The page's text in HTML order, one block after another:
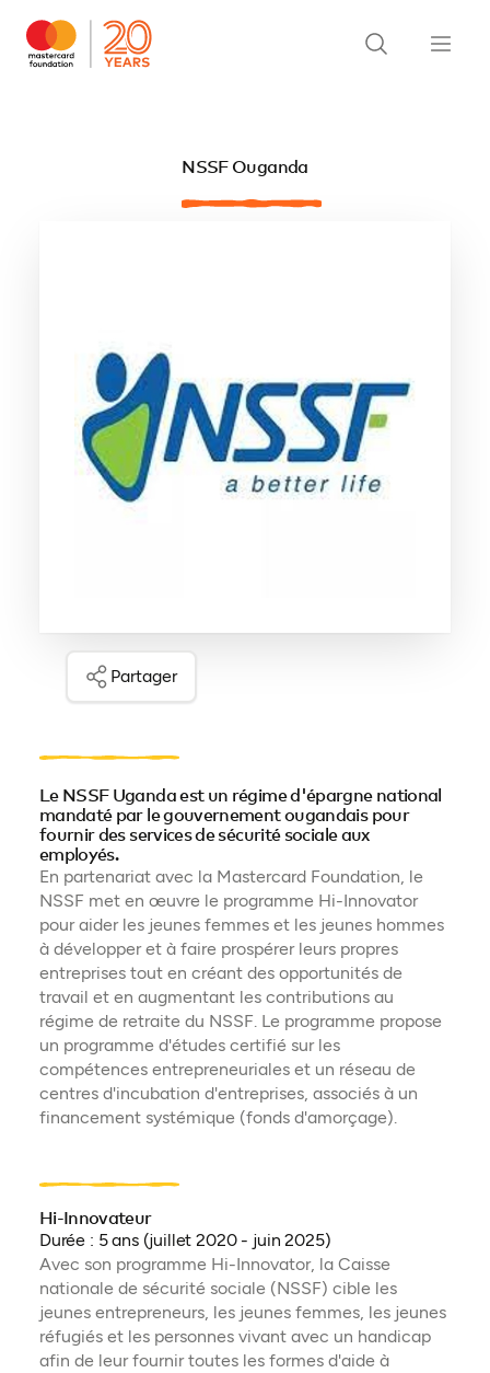
NSSF Ouganda
Partager
Le NSSF Uganda est un régime d'épargne national
mandaté par le gouvernement ougandais pour
fournir des services de sécurité sociale aux
employés.
En partenariat avec la Mastercard Foundation, le
NSSF met en œuvre le programme Hi-Innovator
pour aider les jeunes femmes et les jeunes hommes
à développer et à faire prospérer leurs propres
entreprises tout en créant des opportunités de
travail et en augmentant les contributions au
régime de retraite du NSSF. Le programme propose
un programme d'études certifié sur les
compétences entrepreneuriales et un réseau de
centres d'incubation d'entreprises, associés à un
financement systémique (fonds d'amorçage).
Hi-Innovateur
Durée : 5 ans (juillet 2020 - juin 2025)
Avec son programme Hi-Innovator, la Caisse
nationale de sécurité sociale (NSSF) cible les
jeunes entrepreneurs, les jeunes femmes, les jeunes
réfugiés et les personnes vivant avec un handicap
afin de leur fournir toutes les formes d'aide à